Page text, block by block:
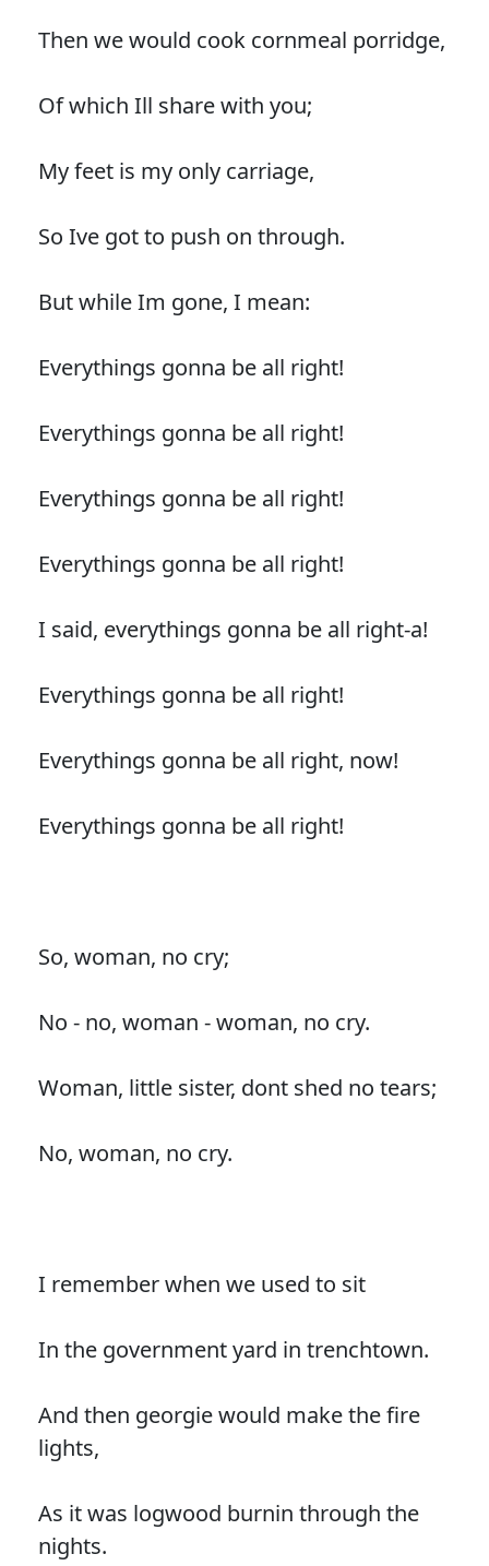
Then we would cook cornmeal porridge,
Of which Ill share with you;
My feet is my only carriage,
So Ive got to push on through.
But while Im gone, I mean:
Everythings gonna be all right!
Everythings gonna be all right!
Everythings gonna be all right!
Everythings gonna be all right!
I said, everythings gonna be all right-a!
Everythings gonna be all right!
Everythings gonna be all right, now!
Everythings gonna be all right!
So, woman, no cry;
No - no, woman - woman, no cry.
Woman, little sister, dont shed no tears;
No, woman, no cry.
I remember when we used to sit
In the government yard in trenchtown.
And then georgie would make the fire
lights,
As it was logwood burnin through the
nights.